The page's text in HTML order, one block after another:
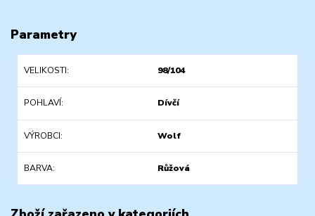
Parametry
VELIKOSTI 98/104
POHLAVÍ Dívčí
VÝROBCI Wolf
BARVA Růžová